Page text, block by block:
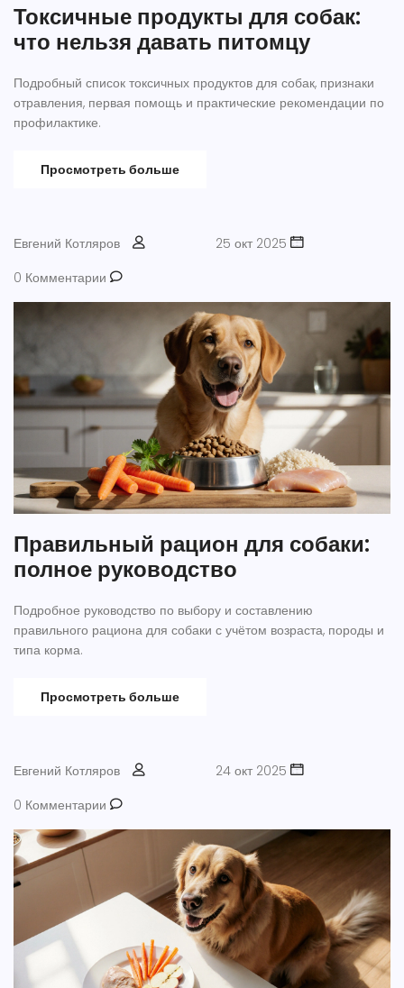
Токсичные продукты для собак:
что нельзя давать питомцу
Подробный список токсичных продуктов для собак, признаки
отравления, первая помощь и практические рекомендации по
профилактике.
Просмотреть больше
Евгений Котляров
25 окт 2025
0 Комментарии
Правильный рацион для собаки:
полное руководство
Подробное руководство по выбору и составлению
правильного рациона для собаки с учётом возраста, породы и
типа корма.
Просмотреть больше
Евгений Котляров
24 окт 2025
0 Комментарии